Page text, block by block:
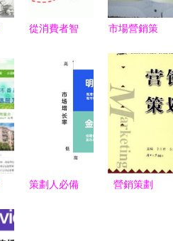
從消費者智
場藍圖 共
創式營銷策
劃新范式
市場營銷策
第六版洞察
與實踐
策劃人必備
營銷策劃